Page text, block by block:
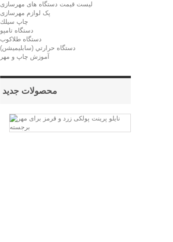
لیست قیمت دستگاه های مهرسازی
پک لوازم مهرسازی
چاپ سيلك
دستگاه تامپو
دستگاه طلاکوب
دستگاه حرارتي (سابليميشن)
آموزش چاپ و مهر
محصولات جدید
نایلو
پرینت
پولکی